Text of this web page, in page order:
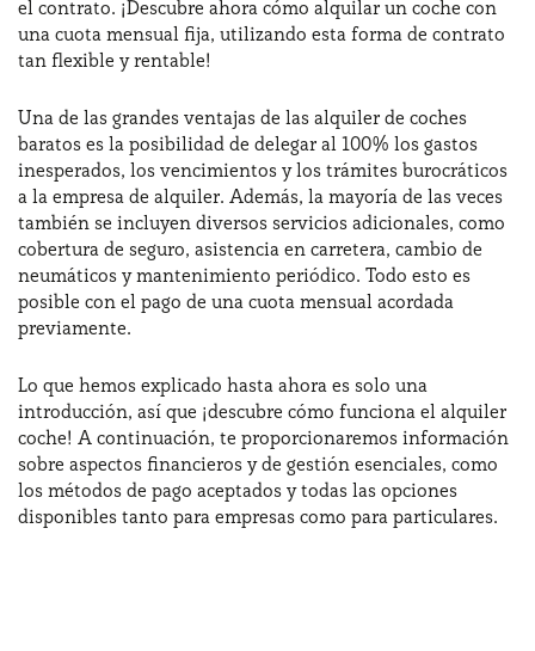
YoyoNow
QUIENES SOMOS
Nuestra historia
Trabaja con nosotros
CÓMO FUNCIONA
POR QUÉ CONVIENE
ELIGE UN PAÍS
¿Necesitas ayuda? +34672028071
el contrato. ¡Descubre ahora cómo alquilar un coche con
una cuota mensual fija, utilizando esta forma de contrato
tan flexible y rentable!
Una de las grandes ventajas de las alquiler de coches
baratos es la posibilidad de delegar al 100% los gastos
inesperados, los vencimientos y los trámites burocráticos
a la empresa de alquiler. Además, la mayoría de las veces
también se incluyen diversos servicios adicionales, como
cobertura de seguro, asistencia en carretera, cambio de
neumáticos y mantenimiento periódico. Todo esto es
posible con el pago de una cuota mensual acordada
previamente.
Lo que hemos explicado hasta ahora es solo una
introducción, así que ¡descubre cómo funciona el alquiler
coche! A continuación, te proporcionaremos información
sobre aspectos financieros y de gestión esenciales, como
los métodos de pago aceptados y todas las opciones
disponibles tanto para empresas como para particulares.